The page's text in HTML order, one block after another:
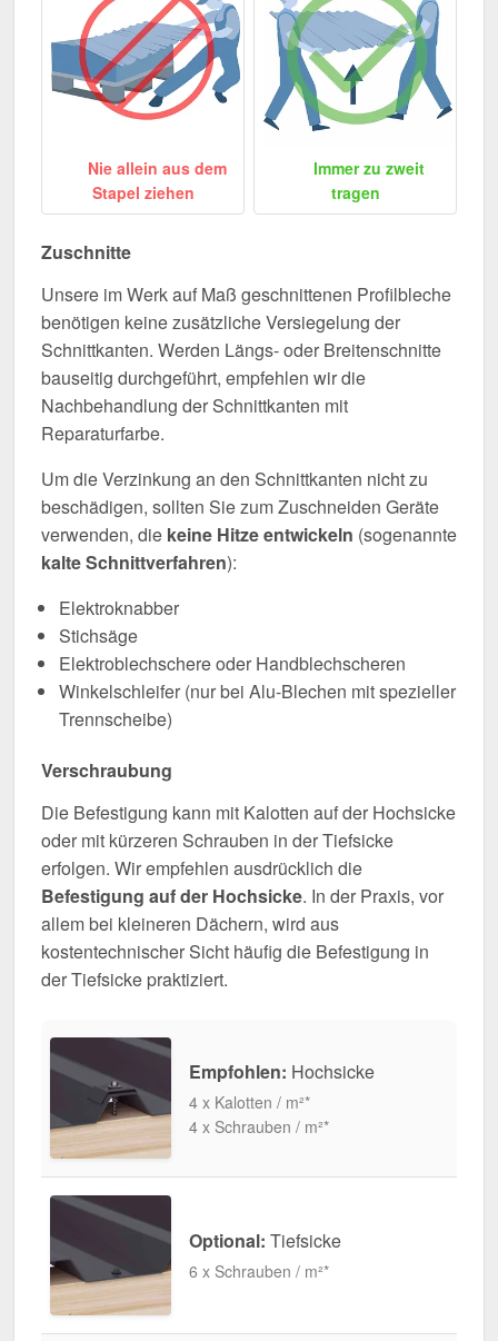
Nie allein aus dem
Stapel ziehen
Immer zu zweit
tragen
Zuschnitte
Unsere im Werk auf Maß geschnittenen Profilbleche
benötigen keine zusätzliche Versiegelung der
Schnittkanten. Werden Längs- oder Breitenschnitte
bauseitig durchgeführt, empfehlen wir die
Nachbehandlung der Schnittkanten mit
Reparaturfarbe.
Um die Verzinkung an den Schnittkanten nicht zu
beschädigen, sollten Sie zum Zuschneiden Geräte
verwenden, die keine Hitze entwickeln (sogenannte
kalte Schnittverfahren):
Elektroknabber
Stichsäge
Elektroblechschere oder Handblechscheren
Winkelschleifer (nur bei Alu-Blechen mit spezieller
Trennscheibe)
Verschraubung
Die Befestigung kann mit Kalotten auf der Hochsicke
oder mit kürzeren Schrauben in der Tiefsicke
erfolgen. Wir empfehlen ausdrücklich die
Befestigung auf der Hochsicke. In der Praxis, vor
allem bei kleineren Dächern, wird aus
kostentechnischer Sicht häufig die Befestigung in
der Tiefsicke praktiziert.
Empfohlen: Hochsicke
4 x Kalotten / m²*
4 x Schrauben / m²*
Optional: Tiefsicke
6 x Schrauben / m²*